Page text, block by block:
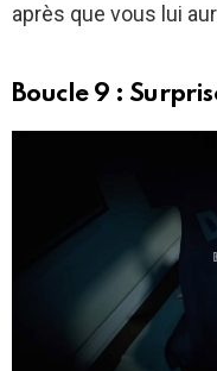
après que vous lui
Boucle 9 :